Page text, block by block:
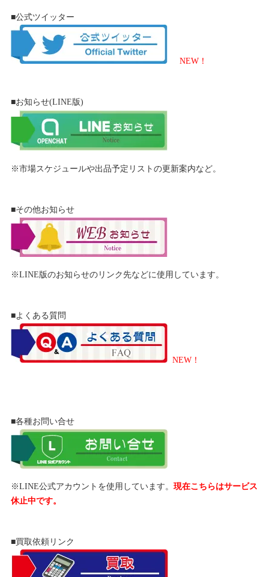
■公式ツイッター
NEW！
■お知らせ(LINE版)
※市場スケジュールや出品予定リストの更新案内など。
■その他お知らせ
※LINE版のお知らせのリンク先などに使用しています。
■よくある質問
NEW！
■各種お問い合せ
※LINE公式アカウントを使用しています。 現在こちらはサービス
休止中です。
■買取依頼リンク